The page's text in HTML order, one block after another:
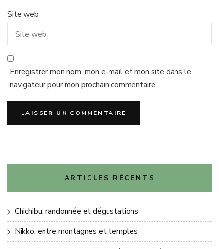
Site web
Enregistrer mon nom, mon e-mail et mon site dans le
navigateur pour mon prochain commentaire.
ARTICLES RÉCENTS
Chichibu, randonnée et dégustations
Nikko, entre montagnes et temples